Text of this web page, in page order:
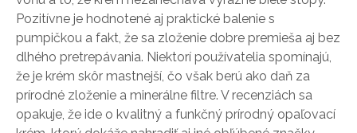
Pozitívne je hodnotené aj praktické balenie s
pumpičkou a fakt, že sa zloženie dobre premieša aj bez
dlhého pretrepávania. Niektorí používatelia spomínajú,
že je krém skôr mastnejší, čo však berú ako daň za
prírodné zloženie a minerálne filtre. V recenziách sa
opakuje, že ide o kvalitný a funkčný prírodný opaľovací